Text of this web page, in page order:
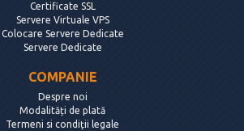
Certificate SSL
Servere Virtuale VPS
Colocare Servere Dedicate
Servere Dedicate
COMPANIE
Despre noi
Modalități de plată
Termeni si condiții legale